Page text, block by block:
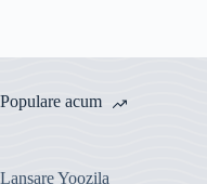
Populare acum
Lansare Yoozila